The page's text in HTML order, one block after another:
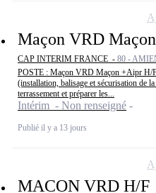
Maçon VRD
CAP INTERIM FRANCE - 80 -
POSTE : Maçon VRD Maçon +Aipr H/
(installation, balisage et sécurisation de
terrassement et préparer les...
Intérim - Non renseigné
Publié il y a 13 jours
MACON VRD H/F